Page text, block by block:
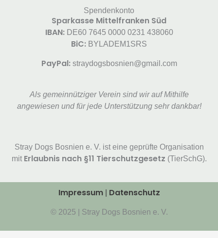
Spendenkonto
Sparkasse Mittelfranken Süd
IBAN: DE60 7645 0000 0231 438060
BiC: BYLADEM1SRS
PayPal:straydogsbosnien@gmail.com
Als gemeinnütziger Verein sind wir auf Mithilfe
angewiesen und für jede Unterstützung sehr dankbar!
Stray Dogs Bosnien e. V. ist eine geprüfte Organisation
mit Erlaubnis nach §11 Tierschutzgesetz (TierSchG).
Impressum Datenschutz
© 2025 | Stray Dogs Bosnien e. V.